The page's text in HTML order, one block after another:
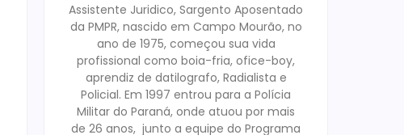
Assistente Juridico, Sargento Aposentado
da PMPR, nascido em Campo Mourão, no
ano de 1975, começou sua vida
profissional como boia-fria, ofice-boy,
aprendiz de datilografo, Radialista e
Policial. Em 1997 entrou para a Polícia
Militar do Paraná, onde atuou por mais
de 26 anos, junto a equipe do Programa